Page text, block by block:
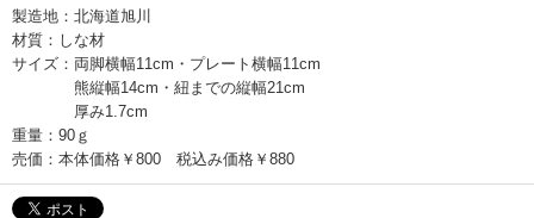
製造地：北海道旭川
材質：しな材
サイズ：両脚横幅11cm・プレート横幅11cm
熊縦幅14cm・紐までの縦幅21cm
厚み1.7cm
重量：90ｇ
売価：本体価格￥800 税込み価格￥880